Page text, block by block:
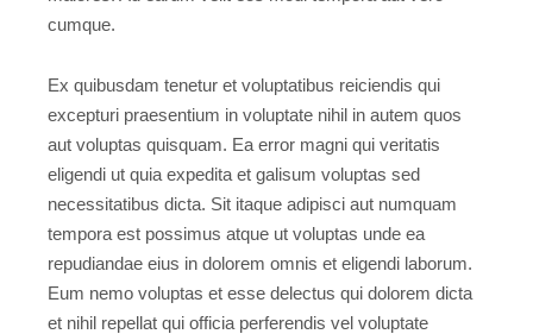
cumque.
Ex quibusdam tenetur et voluptatibus reiciendis qui
excepturi praesentium in voluptate nihil in autem quos
aut voluptas quisquam. Ea error magni qui veritatis
eligendi ut quia expedita et galisum voluptas sed
necessitatibus dicta. Sit itaque adipisci aut numquam
tempora est possimus atque ut voluptas unde ea
repudiandae eius in dolorem omnis et eligendi laborum.
Eum nemo voluptas et esse delectus qui dolorem dicta
et nihil repellat qui officia perferendis vel voluptate